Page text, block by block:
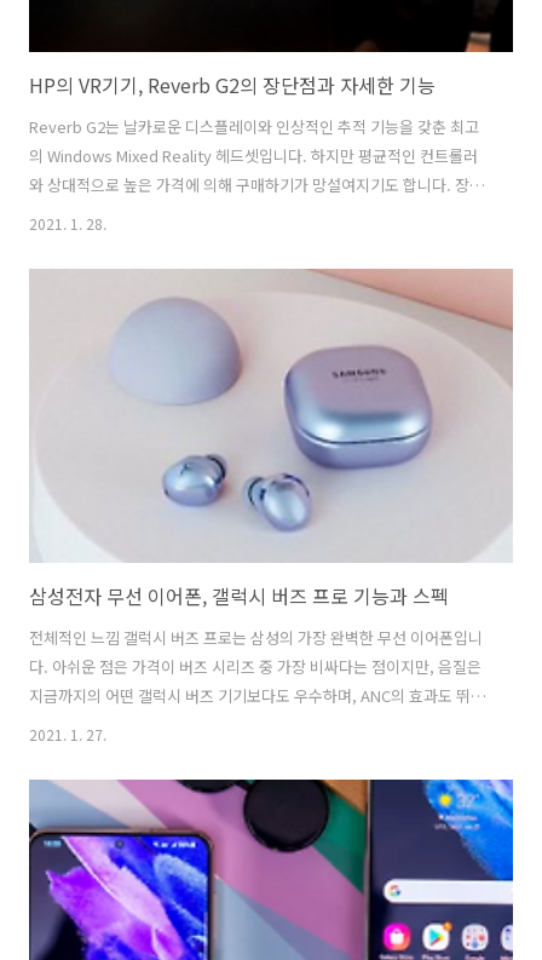
HP의 VR기기, Reverb G2의 장단점과 자세한 기능
Reverb G2는 날카로운 디스플레이와 인상적인 추적 기능을 갖춘 최고
의 Windows Mixed Reality 헤드셋입니다. 하지만 평균적인 컨트롤러
와 상대적으로 높은 가격에 의해 구매하기가 망설여지기도 합니다. 장점
단점 인체공학적 설계 근접 스피커 스크린 가격 케이블 관리 컨트롤러
는 불편함 없이 귀 가까이에서 고품질 사운드를 내는 Valve 고유의 근거
리 스피커가 있습니다. 또한 색인과 유사한 모양의 렌즈를 가지고 있으
며, 눈당 2,160 x 2,160 해상도, 90Hz의 주사율, 114도 시야를 가지고
있습니다. 특히, HP의 헤드셋은 인덱스의 듀얼 1,440 X 1,600 렌즈보다
훨씬 더 많은 픽셀을 가지고 있습니다..
2021. 1. 28.
삼성전자 무선 이어폰, 갤럭시 버즈 프로 기능과 스펙
전체적인 느낌 갤럭시 버즈 프로는 삼성의 가장 완벽한 무선 이어폰입니
다. 아쉬운 점은 가격이 버즈 시리즈 중 가장 비싸다는 점이지만, 음질은
지금까지의 어떤 갤럭시 버즈 기기보다도 우수하며, ANC의 효과도 뛰어
납니다. 핸즈프리 빅스비와 같은 기능으로, 말을 할 때 주변 사운드로 자
에는 두 대의 마이크가 보이고, 당신의 얼굴에서 가장 가까운 마이크는
삼성의 윈드쉴드 기술로 덮여 있습니다. 이어버드의 전체적인 디자인은
귀를 더 잘 틀어막기 때문에 외부 마이크가 바람을 쐬는 기회가 적습니
다. 또한 메시로 덮인 윈드실드 챔버로 날씨와 관련된 문제를 더욱 줄일
수 있습니다. 이 구성 요소는 다른 외부 마이크로 내부와 결합되어 ANC
설정의 일부로..
2021. 1. 27.